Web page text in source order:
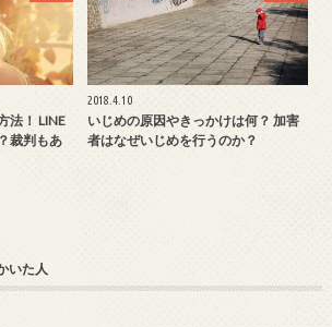
法！ LINE
裁判もあ
2018.4.10
いじめの原因やきっかけは何？ 加害
者はなぜいじめを行うのか？
いた人